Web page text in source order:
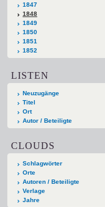
1847
1848
1849
1850
1851
1852
LISTEN
Neuzugänge
Titel
Ort
Autor / Beteiligte
CLOUDS
Schlagwörter
Orte
Autoren / Beteiligte
Verlage
Jahre